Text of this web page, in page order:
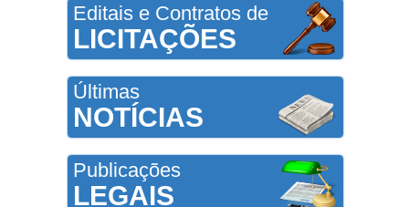
Editais e Contratos de
LICITAÇÕES
Últimas
NOTÍCIAS
Publicações
LEGAIS